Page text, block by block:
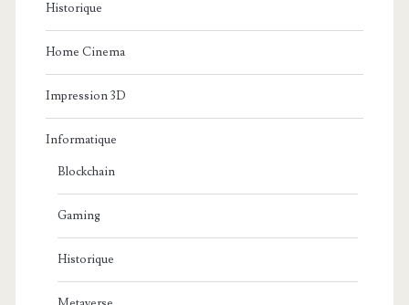
Historique
Home Cinema
Impression 3D
Informatique
Blockchain
Gaming
Historique